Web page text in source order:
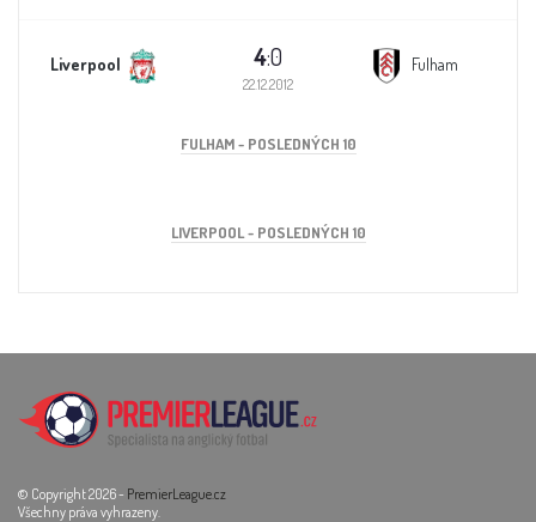
Liverpool 4:0
22.12.2012
Fulham
FULHAM - POSLEDNÝCH 10
LIVERPOOL - POSLEDNÝCH 10
© Copyright 2026 - PremierLeague.cz
Všechny práva vyhrazeny.